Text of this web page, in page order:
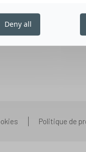
Nous
Politique de
Deny all